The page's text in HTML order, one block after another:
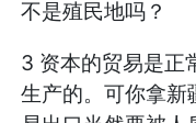
不是殖民地吗？
3 资本的贸易是正
生产的。可你拿新